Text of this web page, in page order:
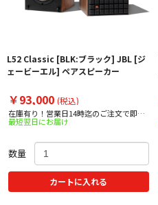
L52 Classic [BLK:ブラック] JBL [ジ
ェービーエル] ペアスピーカー
￥93,000 (税込)
在庫有り！営業日14時迄のご注文で即日
出荷！
最短翌日にお届け
数量
カートに入れる